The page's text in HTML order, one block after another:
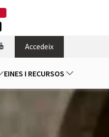
Accedeix
EINES I RECURSOS